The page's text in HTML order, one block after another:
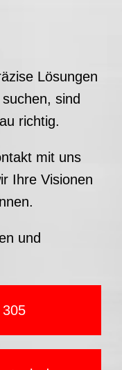
Lösungen
sind
richtig.
mit uns
Ihre Visionen
und